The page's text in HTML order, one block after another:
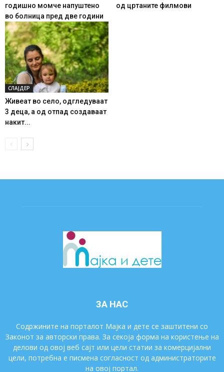
годишно момче напуштено
во болница пред две години
од цртаните филмови
СЛАЈДЕР
Живеат во село, одгледуваат
3 деца, а од отпад создаваат
накит...
ЗА НАС
Содржините на порталот Мајка и дете се заштитени со
Законот за авторски права. За секоја форма на користење на
делови од овој веб сајт или цели статии за комерцијални
цели, потребна е писмена согласност од администраторите
на овој портал.